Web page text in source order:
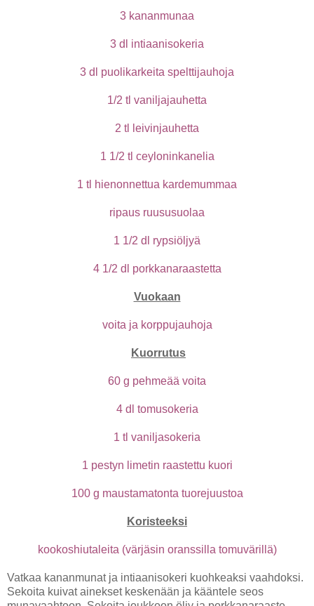
3 kananmunaa
3 dl intiaanisokeria
3 dl puolikarkeita spelttijauhoja
1/2 tl vaniljajauhetta
2 tl leivinjauhetta
1 1/2 tl ceyloninkanelia
1 tl hienonnettua kardemummaa
ripaus ruususuolaa
1 1/2 dl rypsiöljyä
4 1/2 dl porkkanaraastetta
Vuokaan
voita ja korppujauhoja
Kuorrutus
60 g pehmeää voita
4 dl tomusokeria
1 tl vaniljasokeria
1 pestyn limetin raastettu kuori
100 g maustamatonta tuorejuustoa
Koristeeksi
kookoshiutaleita (värjäsin oranssilla tomuvärillä)
Vatkaa kananmunat ja intiaanisokeri kuohkeaksi vaahdoksi.
Sekoita kuivat ainekset keskenään ja kääntele seos